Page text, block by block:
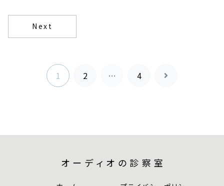
身につく！
Next
1 2 … 4
次
オーディオの診察室